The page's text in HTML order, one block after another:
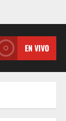
EN VIVO